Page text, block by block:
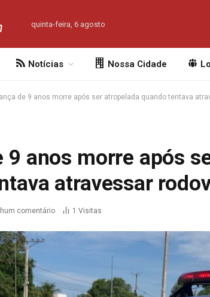
quinta-feira, 6 agosto
Notícias Nossa Cidade
de 9 anos morre após ser atropelada quando tentava
9 anos morre após
atravessar
comentário 1 Visitas